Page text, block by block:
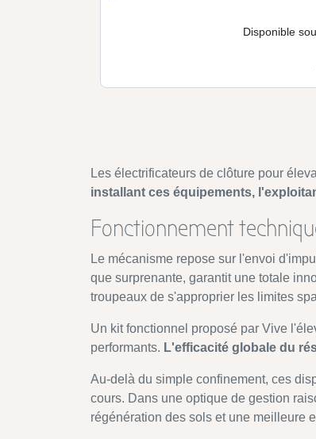
Disponible
Les électrificateurs de clôture pour
installant ces équipements,
Fonctionnement
Le mécanisme repose sur l'envoi
que surprenante, garantit une totale
troupeaux de s'approprier les limites
Un kit fonctionnel proposé par Vive
performants. L'efficacité globale du
Au-delà du simple confinement, ces
cours. Dans une optique de gestion
régénération des sols et une meilleure